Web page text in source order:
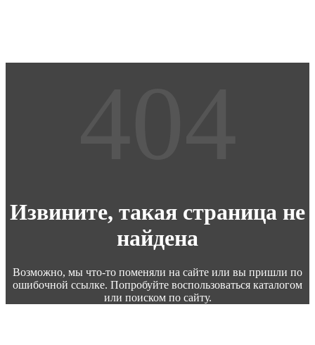
Извините, такая страница не
найдена
Возможно, мы что-то поменяли на сайте или вы пришли по
ошибочной ссылке. Попробуйте воспользоваться каталогом
или поиском по сайту.